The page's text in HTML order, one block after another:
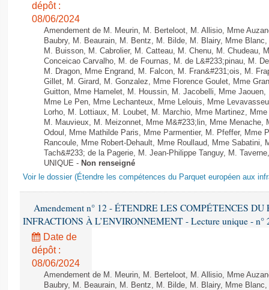
dépôt :
08/06/2024
Amendement de M. Meurin, M. Berteloot, M. Allisio, Mme
Baubry, M. Beaurain, M. Bentz, M. Bilde, M. Blairy, Mme
M. Buisson, M. Cabrolier, M. Catteau, M. Chenu, M. Chudeau,
Conceicao Carvalho, M. de Fournas, M. de L&#233;pinau, M.
M. Dragon, Mme Engrand, M. Falcon, M. Fran&#231;ois, M.
Gillet, M. Girard, M. Gonzalez, Mme Florence Goulet, Mme
Guitton, Mme Hamelet, M. Houssin, M. Jacobelli, Mme
Mme Le Pen, Mme Lechanteux, Mme Lelouis, Mme
Lorho, M. Lottiaux, M. Loubet, M. Marchio, Mme Martinez,
M. Mauvieux, M. Meizonnet, Mme M&#233;lin, Mme Menache,
Odoul, Mme Mathilde Paris, Mme Parmentier, M. Pfeffer, Mme
Rancoule, Mme Robert-Dehault, Mme Roullaud, Mme
Tach&#233; de la Pagerie, M. Jean-Philippe Tanguy, M.
UNIQUE - Non renseigné
Voir le dossier (Étendre les compétences du Parquet européen aux
Amendement n° 12 - ÉTENDRE LES COMPÉTENCES
INFRACTIONS À L’ENVIRONNEMENT - Lecture unique - n°
Date de
dépôt :
08/06/2024
Amendement de M. Meurin, M. Berteloot, M. Allisio, Mme
Baubry, M. Beaurain, M. Bentz, M. Bilde, M. Blairy, Mme